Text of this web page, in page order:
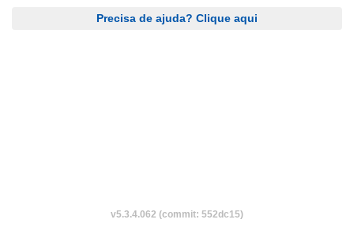
Precisa de ajuda? Clique aqui
v5.3.4.062 (commit: 552dc15)